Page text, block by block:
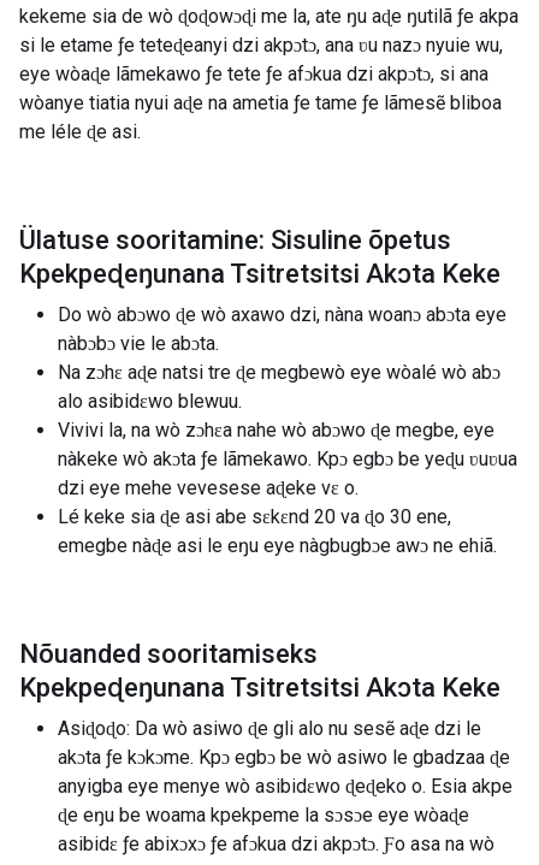
kekeme sia de wò ɖoɖowɔɖi me la, ate ŋu aɖe ŋutilã ƒe akpa
si le etame ƒe teteɖeanyi dzi akpɔtɔ, ana ʋu nazɔ nyuie wu,
eye wòaɖe lãmekawo ƒe tete ƒe afɔkua dzi akpɔtɔ, si ana
wòanye tiatia nyui aɖe na ametia ƒe tame ƒe lãmesẽ bliboa
me léle ɖe asi.
Ülatuse sooritamine: Sisuline õpetus
Kpekpeɖeŋunana Tsitretsitsi Akɔta Keke
Do wò abɔwo ɖe wò axawo dzi, nàna woanɔ abɔta eye
nàbɔbɔ vie le abɔta.
Na zɔhɛ aɖe natsi tre ɖe megbewò eye wòalé wò abɔ
alo asibidɛwo blewuu.
Vivivi la, na wò zɔhɛa nahe wò abɔwo ɖe megbe, eye
nàkeke wò akɔta ƒe lãmekawo. Kpɔ egbɔ be yeɖu ʋuʋua
dzi eye mehe vevesese aɖeke vɛ o.
Lé keke sia ɖe asi abe sɛkɛnd 20 va ɖo 30 ene,
emegbe nàɖe asi le eŋu eye nàgbugbɔe awɔ ne ehiã.
Nõuanded sooritamiseks
Kpekpeɖeŋunana Tsitretsitsi Akɔta Keke
Asiɖoɖo: Da wò asiwo ɖe gli alo nu sesẽ aɖe dzi le
akɔta ƒe kɔkɔme. Kpɔ egbɔ be wò asiwo le gbadzaa ɖe
anyigba eye menye wò asibidɛwo ɖeɖeko o. Esia akpe
ɖe eŋu be woama kpekpeme la sɔsɔe eye wòaɖe
asibidɛ ƒe abixɔxɔ ƒe afɔkua dzi akpɔtɔ. Ƒo asa na wò